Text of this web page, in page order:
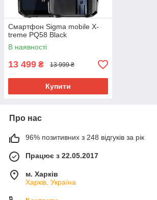
Смартфон Sigma mobile X-
treme PQ58 Black
В наявності
13 499 ₴ 13 999 ₴
Купити
Про нас
96% позитивних з 248 відгуків за рік
Працює з 22.05.2017
м. Харків
Харків, Україна